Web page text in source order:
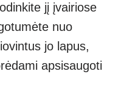
jį įvairiose
nuo
jo lapus,
apsisaugoti